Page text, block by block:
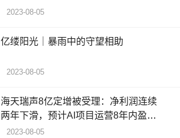
2023-08-05
亿缕阳光｜暴雨中的守望相助
2023-08-05
海天瑞声8亿定增被受理：净利润连续
两年下滑，预计AI项目运营8年内盈利
超2亿元
2023-08-05